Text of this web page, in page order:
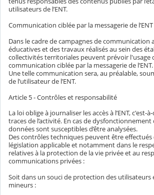
utilisateurs de l’ENT.
Communication ciblée par la messagerie de
Dans le cadre de campagnes de communication
éducatives et des travaux réalisés au sein des
collectivités territoriales peuvent prévoir l'usage
communication ciblée par la messagerie de l’ENT.
Une telle communication sera, au préalable,
de l’utilisateur de l’ENT.
Article 5 - Contrôles et responsabilité
La loi oblige à journaliser les accès à l’ENT, c'est-
traces de l’activité. En cas de dysfonctionnement
données sont susceptibles d’être analysées.
Des contrôles techniques peuvent être effectués
législation applicable et notamment dans le
relatives à la protection de la vie privée et au
communications privées :
Soit dans un souci de protection des
mineurs :